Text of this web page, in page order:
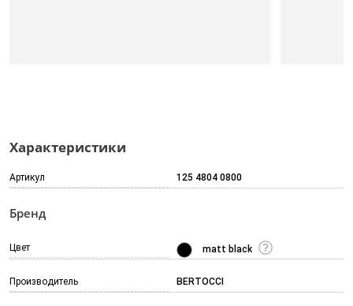
Характеристики
Артикул 125 4804 0800
Бренд
Цвет matt black
Производитель BERTOCCI